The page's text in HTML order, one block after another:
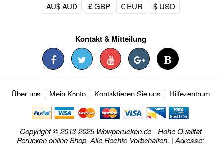
AU$ AUD £ GBP € EUR $ USD
Kontakt & Mitteilung
Über uns Mein Konto Kontaktieren Sie uns Hilfezentrum
Copyright © 2013-2025 Wowperucken.de - Hohe Qualität
Perücken online Shop. Alle Rechte Vorbehalten. | Adresse: